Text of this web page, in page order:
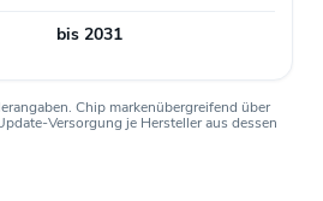
bis 2031
Chip markenübergreifend über
Versorgung je Hersteller aus dessen